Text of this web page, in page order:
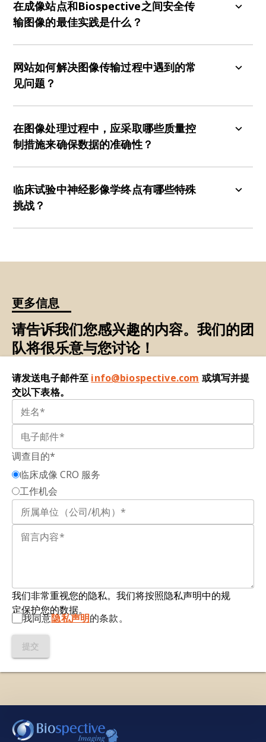
CRO服务包括提供成像中心资质认证和全面的成像
中心员工培训，以促进对标准化采集协议的遵守。
旨在尽可能相似地建立和培训所有成像中心，以最
大限度地减少中心之间的差异。我们对传入数据进
行严格的质量控制（QC）审查，从而最大限度地提
高所采集图像的质量。
在成像站点和Biospective之间安全传
输图像的最佳实践是什么？
部分。在Biospective，我们利用基于网络的平台，
方便、安全地上传和传输图像。无需现场安装软件
并为成像现场工作人员提供个性化的安全凭证，以
便与平台进行交互。作为成像合同研究组织服务的
一部分，图像在传输过程中被去识别化。所有数据
在传输过程中和平台上的静态数据均经过加密。
网站如何解决图像传输过程中遇到的常
见问题？
提供协助。通过查询管理单系统，我们能够快速访
问、回答和跟踪任何问题。研究团队也可以通过特
等）联系，以获得紧急和实时的支持。
在图像处理过程中，应采取哪些质量控
制措施来确保数据的准确性？
Biospective根据研究要求，对图像标题、图像伪影
和特定研究标准进行手动和自动质量控制（QC）检
临床试验中神经影像学终点有哪些特殊
挑战？
层成像）。神经疾病临床试验中使用的定量成像生
作为一家神经科学合同研究组织，我们的团队拥有
专业知识和经验，能够与我们的赞助商（从中小型
生物技术公司到跨国制药公司）合作，在早期到晚
学合同研究组织服务经过专门开发，旨在促进获取
高质量源数据，以便进行复杂的图像处理和分析。
更多信息
请告诉我们您感兴趣的内容。我们的团
队将很乐意与您讨论！
请发送电子邮件至 info@biospective.com 或填写并提
交以下表格。
调查目的*
临床成像 CRO 服务
工作机会
我们非常重视您的隐私。我们将按照隐私声明中的规
定保护您的数据。
我同意隐私声明的条款。
提交
用其他cookie来衡量您使用网站的情况或用于营销目